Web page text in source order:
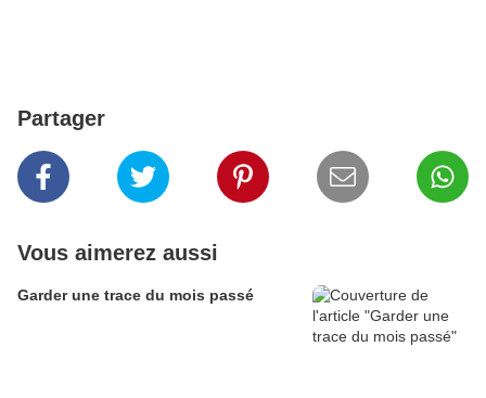
Partager
Vous aimerez aussi
Garder une trace du mois passé